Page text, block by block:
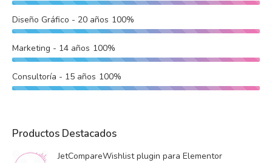
Diseño Gráfico - 20 años 100%
Marketing - 14 años 100%
Consultoría - 15 años 100%
Productos Destacados
JetCompareWishlist plugin para Elementor